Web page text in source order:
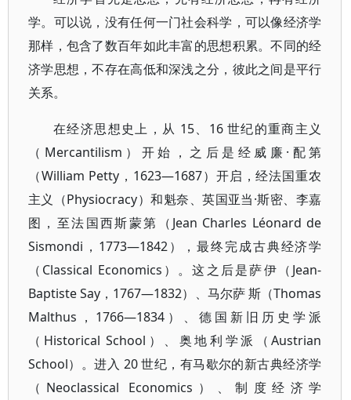
学。可以说，没有任何一门社会科学，可以像经济学
那样，包含了数百年如此丰富的思想积累。不同的经
济学思想，不存在高低和深浅之分，彼此之间是平行
关系。
在经济思想史上，从 15、16 世纪的重商主义
（Mercantilism）开始，之后是经威廉·配第
（William Petty，1623—1687）开启，经法国重农
主义（Physiocracy）和魁奈、英国亚当·斯密、李嘉
图，至法国西斯蒙第（Jean Charles Léonard de
Sismondi，1773—1842），最终完成古典经济学
（Classical Economics）。这之后是萨伊（Jean-
Baptiste Say，1767—1832）、马尔萨 斯（Thomas
Malthus，1766—1834）、德国新旧历史学派
（Historical School）、奥地利学派（Austrian
School）。进入 20 世纪，有马歇尔的新古典经济学
（Neoclassical Economics）、制度经济学